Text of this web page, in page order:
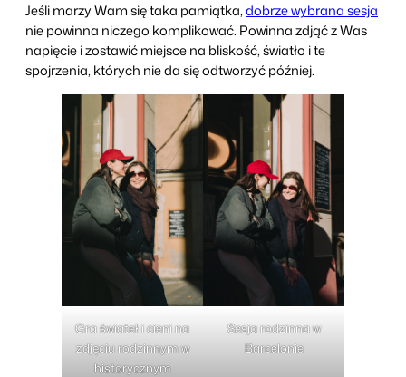
Jeśli marzy Wam się taka pamiątka,dobrze wybrana sesja
nie powinna niczego komplikować. Powinna zdjąć z Was
napięcie i zostawić miejsce na bliskość, światło i te
spojrzenia, których nie da się odtworzyć później.
Gra świateł i cieni na
zdjęciu rodzinnym w
historycznym
Sesja rodzinna w
Barcelonie